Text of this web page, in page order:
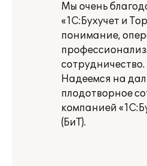
Мы очень
«1С:Бухучет и
понимание,
сотрудничество.
Надеемся на
плодотворное
компанией
(БиТ).